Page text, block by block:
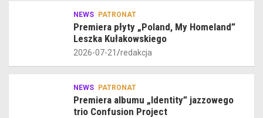
NEWS PATRONAT
Premiera płyty „Poland, My Homeland”
Leszka Kułakowskiego
2026-07-21 redakcja
NEWS PATRONAT
Premiera albumu „Identity” jazzowego
trio Confusion Project